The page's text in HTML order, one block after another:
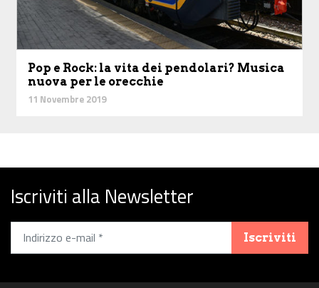
Pop e Rock: la vita dei pendolari? Musica
nuova per le orecchie
11 Novembre 2019
Iscriviti alla Newsletter
Iscriviti